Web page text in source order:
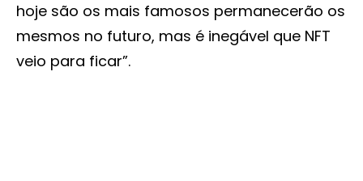
hoje são os mais famosos permanecerão os
mesmos no futuro, mas é inegável que NFT
veio para ficar”.